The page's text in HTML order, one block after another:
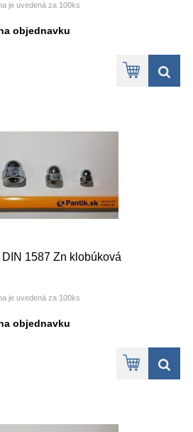
je uvedená za 100ks
objednavku
DIN 1587 Zn klobúková
je uvedená za 100ks
objednavku